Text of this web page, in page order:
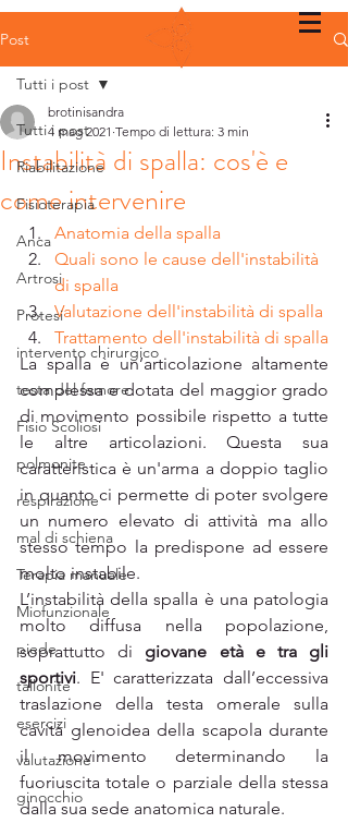
Post
Tutti i post
Riabilitazione
Fisioterapia
Anca
Artrosi
Protesi
intervento chirurgico
testa del femore
Fisio Scoliosi
polmonite
respirazione
mal di schiena
Terapia manuale
Miofunzionale
piede
tallonite
esercizi
valutazione
ginocchio
Tutti i post
Instabilità di spalla: cos'è e
come intervenire
brotinisandra
4 mag 2021 Tempo di lettura: 3 min
Anatomia della spalla
Quali sono le cause dell'instabilità
di spalla
Valutazione dell'instabilità di spalla
Trattamento dell'instabilità di spalla
La spalla è un’articolazione altamente
complessa e dotata del maggior grado
di movimento possibile rispetto a tutte
le altre articolazioni. Questa sua
caratteristica è un'arma a doppio taglio
in quanto ci permette di poter svolgere
un numero elevato di attività ma allo
stesso tempo la predispone ad essere
molto instabile.
L’instabilità della spalla è una patologia
molto diffusa nella popolazione,
soprattutto di giovane età e tra gli
sportivi. E' caratterizzata dall’eccessiva
traslazione della testa omerale sulla
cavità glenoidea della scapola durante
il movimento determinando la
fuoriuscita totale o parziale della stessa
dalla sua sede anatomica naturale.